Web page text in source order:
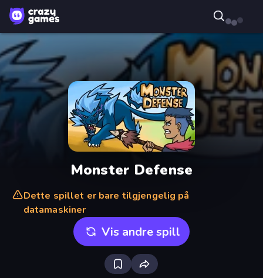
Monster Defense
Dette spillet er bare tilgjengelig på
datamaskiner
Vis andre spill